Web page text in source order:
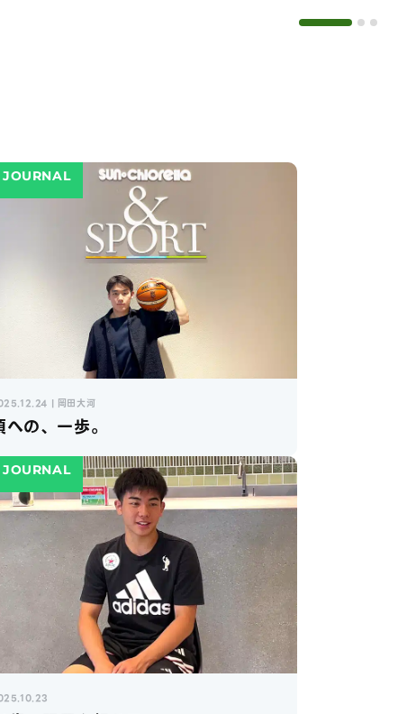
JOURNAL
| 岡田大河
への、一歩。
JOURNAL